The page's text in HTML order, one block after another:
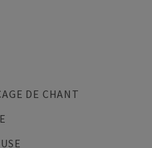
DE CHANT